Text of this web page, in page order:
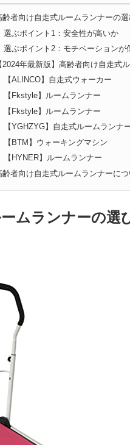
齢者向け自走式ルームランナーの
選ぶポイント1：安全性が高いか
選ぶポイント2：モチベーションが
2024年最新版】高齢者向け自走式
【ALINCO】自走式ウォーカー
【Fkstyle】ルームランナー
【Fkstyle】ルームランナー
【YGHZYG】自走式ルームランナ
【BTM】ウォーキングマシン
【HYNER】ルームランナー
齢者向け自走式ルームランナーに
ムランナーの選